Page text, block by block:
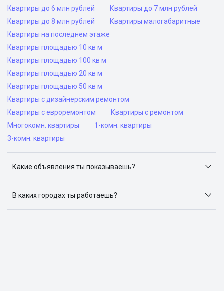
Квартиры до 6 млн рублей
Квартиры до 7 млн рублей
Квартиры до 8 млн рублей
Квартиры малогабаритные
Квартиры на последнем этаже
Квартиры площадью 10 кв м
Квартиры площадью 100 кв м
Квартиры площадью 20 кв м
Квартиры площадью 50 кв м
Квартиры с дизайнерским ремонтом
Квартиры с евроремонтом
Квартиры с ремонтом
Многокомн. квартиры
1-комн. квартиры
3-комн. квартиры
Какие объявления ты показываешь?
объявлений: ЦИАН, Домклик, Яндекс.Недвижимость,
Авито, Самолет.Плюс.
В каких городах ты работаешь?